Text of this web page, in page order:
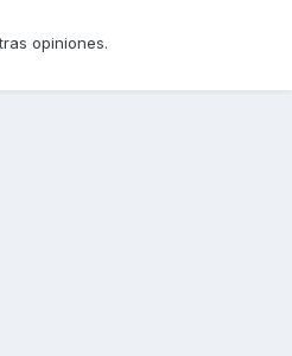
opiniones.